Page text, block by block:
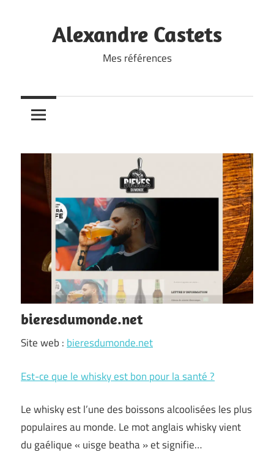
contentAlexandre Castets
Mes références
bieresdumonde.net
Site web : bieresdumonde.net
Est-ce que le whisky est bon pour la santé ?
Le whisky est l’une des boissons alcoolisées les plus
populaires au monde. Le mot anglais whisky vient
du gaélique « uisge beatha » et signifie…